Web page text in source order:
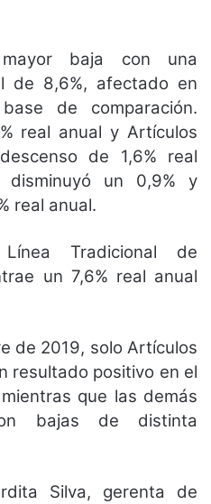
baja con una
de 8,6%, afectado en
de comparación.
real anual y Artículos
de 1,6% real
un 0,9% y
real anual.
Tradicional de
un 7,6% real anual
de 2019, solo Artículos
resultado positivo en el
que las demás
bajas de distinta
Silva, gerenta de